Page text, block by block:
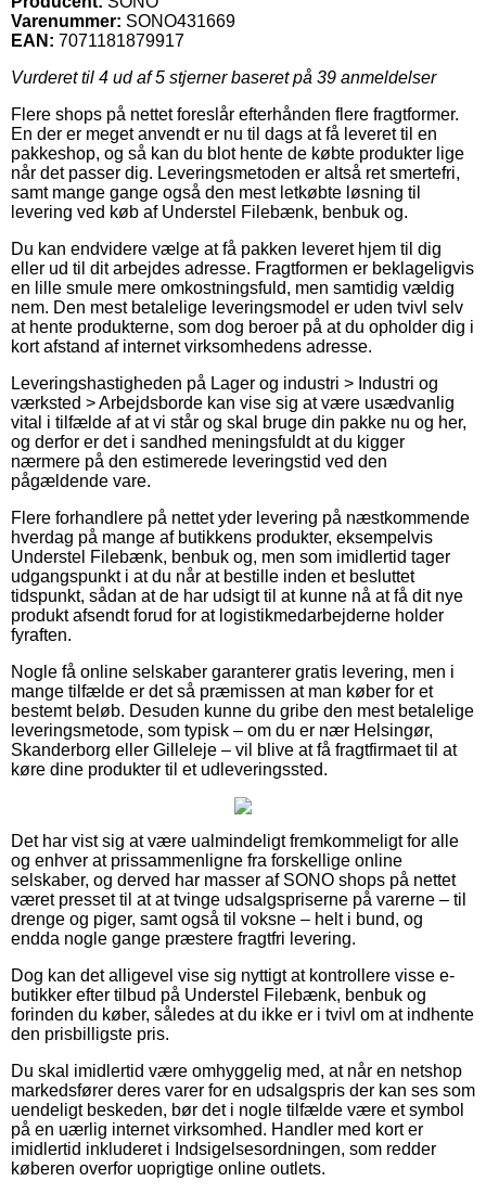
Varenummer: SONO431669
EAN: 7071181879917
Vurderet til 4 ud af 5 stjerner baseret på 39 anmeldelser
Flere shops på nettet foreslår efterhånden flere fragtformer.
En der er meget anvendt er nu til dags at få leveret til en
pakkeshop, og så kan du blot hente de købte produkter lige
når det passer dig. Leveringsmetoden er altså ret smertefri,
samt mange gange også den mest letkøbte løsning til
levering ved køb af Understel Filebænk, benbuk og.
Du kan endvidere vælge at få pakken leveret hjem til dig
eller ud til dit arbejdes adresse. Fragtformen er beklageligvis
en lille smule mere omkostningsfuld, men samtidig vældig
nem. Den mest betalelige leveringsmodel er uden tvivl selv
at hente produkterne, som dog beroer på at du opholder dig i
kort afstand af internet virksomhedens adresse.
Leveringshastigheden på Lager og industri > Industri og
værksted > Arbejdsborde kan vise sig at være usædvanlig
vital i tilfælde af at vi står og skal bruge din pakke nu og her,
og derfor er det i sandhed meningsfuldt at du kigger
nærmere på den estimerede leveringstid ved den
pågældende vare.
Flere forhandlere på nettet yder levering på næstkommende
hverdag på mange af butikkens produkter, eksempelvis
Understel Filebænk, benbuk og, men som imidlertid tager
udgangspunkt i at du når at bestille inden et besluttet
tidspunkt, sådan at de har udsigt til at kunne nå at få dit nye
produkt afsendt forud for at logistikmedarbejderne holder
fyraften.
Nogle få online selskaber garanterer gratis levering, men i
mange tilfælde er det så præmissen at man køber for et
bestemt beløb. Desuden kunne du gribe den mest betalelige
leveringsmetode, som typisk – om du er nær Helsingør,
Skanderborg eller Gilleleje – vil blive at få fragtfirmaet til at
køre dine produkter til et udleveringssted.
Det har vist sig at være ualmindeligt fremkommeligt for alle
og enhver at prissammenligne fra forskellige online
selskaber, og derved har masser af SONO shops på nettet
været presset til at at tvinge udsalgspriserne på varerne – til
drenge og piger, samt også til voksne – helt i bund, og
endda nogle gange præstere fragtfri levering.
Dog kan det alligevel vise sig nyttigt at kontrollere visse e-
butikker efter tilbud på Understel Filebænk, benbuk og
forinden du køber, således at du ikke er i tvivl om at indhente
den prisbilligste pris.
Du skal imidlertid være omhyggelig med, at når en netshop
markedsfører deres varer for en udsalgspris der kan ses som
uendeligt beskeden, bør det i nogle tilfælde være et symbol
på en uærlig internet virksomhed. Handler med kort er
imidlertid inkluderet i Indsigelsesordningen, som redder
køberen overfor uoprigtige online outlets.